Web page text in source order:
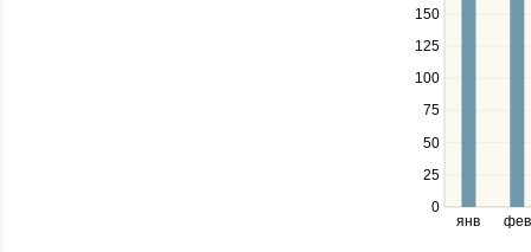
янв фев
0
25
50
75
100
125
150
to
navigate
series.
Use
the
and
right